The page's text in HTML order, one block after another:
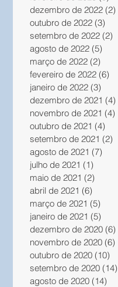
dezembro de 2022 (2)
outubro de 2022 (3)
setembro de 2022 (2)
agosto de 2022 (5)
março de 2022 (2)
fevereiro de 2022 (6)
janeiro de 2022 (3)
dezembro de 2021 (4)
novembro de 2021 (4)
outubro de 2021 (4)
setembro de 2021 (2)
agosto de 2021 (7)
julho de 2021 (1)
maio de 2021 (2)
abril de 2021 (6)
março de 2021 (5)
janeiro de 2021 (5)
dezembro de 2020 (6)
novembro de 2020 (6)
outubro de 2020 (10)
setembro de 2020 (14)
agosto de 2020 (14)